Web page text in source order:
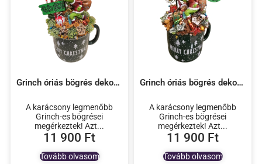
Grinch óriás bögrés dekoráció – 3
11 900 Ft
A karácsony legmenőbb
Grinch-es bögrései
megérkeztek! Azt...
Tovább olvasom
Grinch óriás bögrés dekoráció -1
11 900 Ft
A karácsony legmenőbb
Grinch-es bögrései
megérkeztek! Azt...
Tovább olvasom